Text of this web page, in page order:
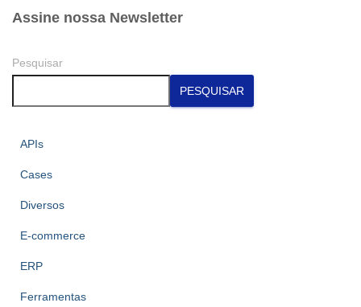
conteúdos
Assine nossa Newsletter
Pesquisar
PESQUISAR
APIs
Cases
Diversos
E-commerce
ERP
Ferramentas